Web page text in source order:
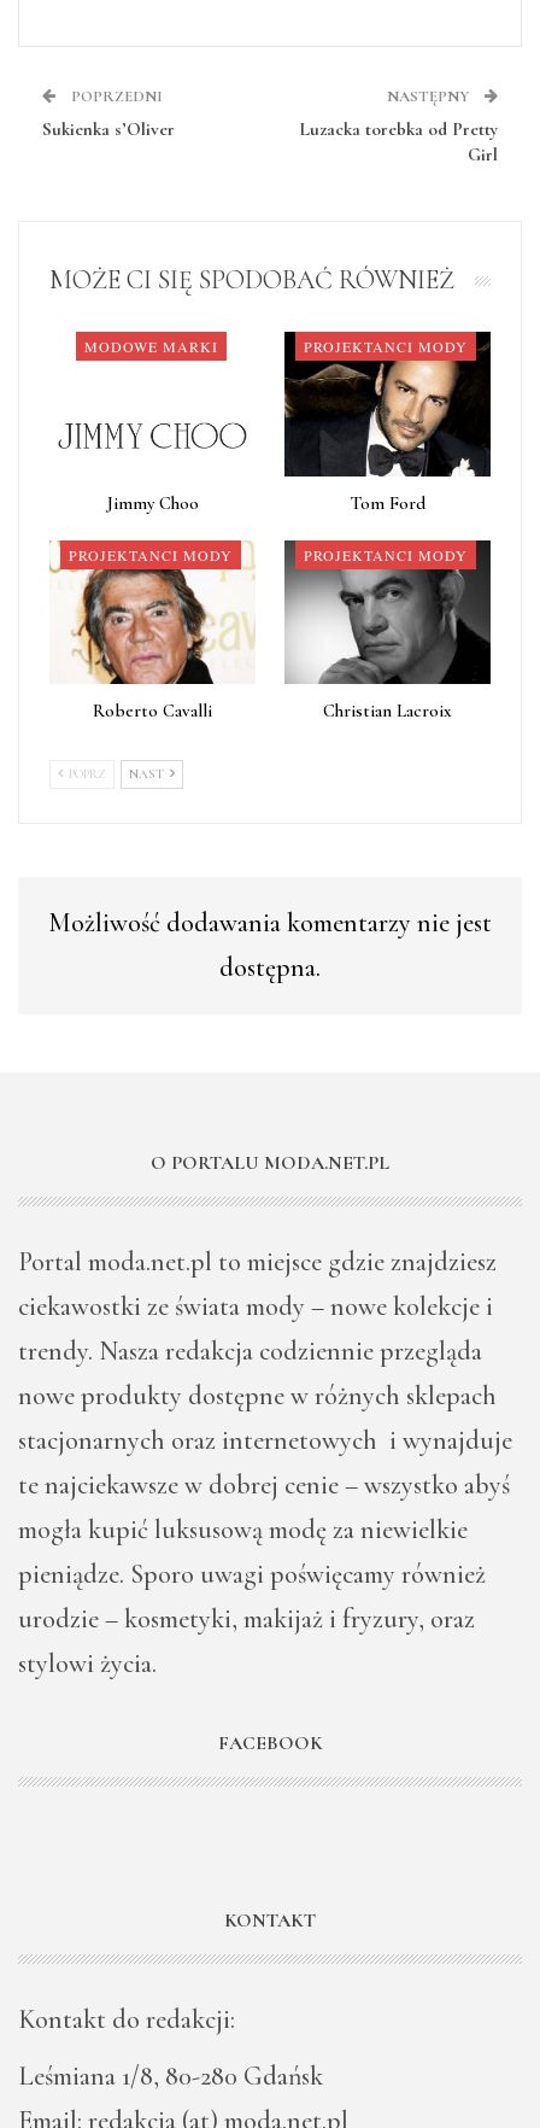
POPRZEDNI
Sukienka s’Oliver
NASTĘPNY
Luzacka torebka od Pretty
Girl
MOŻE CI SIĘ SPODOBAĆ RÓWNIEŻ
MODOWE MARKI
Jimmy Choo
PROJEKTANCI MODY
Tom Ford
PROJEKTANCI MODY
Roberto Cavalli
PROJEKTANCI MODY
Christian Lacroix
POPRZ NAST
Możliwość dodawania komentarzy nie jest
dostępna.
O PORTALU MODA.NET.PL
Portal moda.net.pl to miejsce gdzie znajdziesz
ciekawostki ze świata mody – nowe kolekcje i
trendy. Nasza redakcja codziennie przegląda
nowe produkty dostępne w różnych sklepach
stacjonarnych oraz internetowych i wynajduje
te najciekawsze w dobrej cenie – wszystko abyś
mogła kupić luksusową modę za niewielkie
pieniądze. Sporo uwagi poświęcamy również
urodzie – kosmetyki, makijaż i fryzury, oraz
stylowi życia.
FACEBOOK
KONTAKT
Kontakt do redakcji:
Leśmiana 1/8, 80-280 Gdańsk
Email: redakcja (at) moda.net.pl